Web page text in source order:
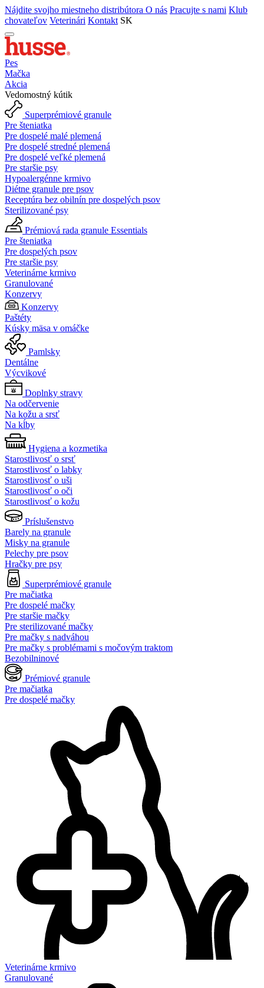
Nájdite svojho miestneho distribútora O nás Pracujte s nami Klub
chovateľov Veterinári Kontakt SK
Pes
Mačka
Akcia
Vedomostný kútik
Superprémiové granule
Pre šteniatka
Pre dospelé malé plemená
Pre dospelé stredné plemená
Pre dospelé veľké plemená
Pre staršie psy
Hypoalergénne krmivo
Diétne granule pre psov
Receptúra bez obilnín pre dospelých psov
Sterilizované psy
Prémiová rada granule Essentials
Pre šteniatka
Pre dospelých psov
Pre staršie psy
Veterinárne krmivo
Granulované
Konzervy
Konzervy
Paštéty
Kúsky mäsa v omáčke
Pamlsky
Dentálne
Výcvikové
Doplnky stravy
Na odčervenie
Na kožu a srsť
Na kĺby
Hygiena a kozmetika
Starostlivosť o srsť
Starostlivosť o labky
Starostlivosť o uši
Starostlivosť o oči
Starostlivosť o kožu
Príslušenstvo
Barely na granule
Misky na granule
Pelechy pre psov
Hračky pre psy
Superprémiové granule
Pre mačiatka
Pre dospelé mačky
Pre staršie mačky
Pre sterilizované mačky
Pre mačky s nadváhou
Pre mačky s problémami s močovým traktom
Bezobilninové
Prémiové granule
Pre mačiatka
Pre dospelé mačky
Veterinárne krmivo
Granulované